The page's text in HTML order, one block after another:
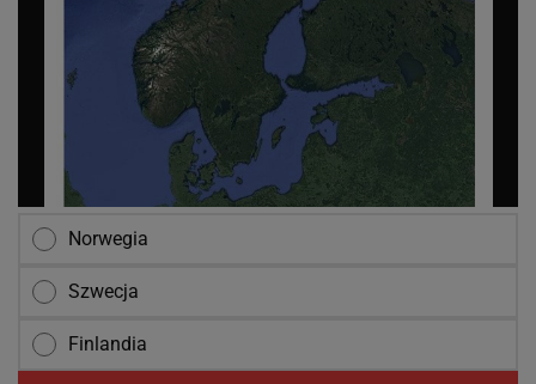
Norwegia
Szwecja
Finlandia